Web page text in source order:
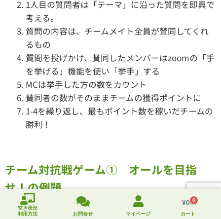
空き状況
利用方法
お問合せ マイページ
¥0 0
カート
1人目の質問者は「テーマ」に沿った質問を即興で
考える。
質問の内容は、チームメイト全員が賛同してくれ
るもの
質問を投げかけ、賛同したメンバーはzoomの「手
を挙げる」機能を使い「挙手」する
MCは挙手した方の数をカウント
賛同者の数がそのままチームの獲得ポイントに
1-4を繰り返し、最もポイント数を稼いだチームの
勝利！
チーム対抗戦ゲーム① オールを目指
せ！の例題